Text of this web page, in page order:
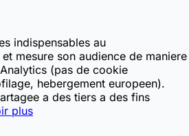
indispensables au
mesure son audience de maniere
(pas de cookie
hebergement europeen).
a des tiers a des fins
plus